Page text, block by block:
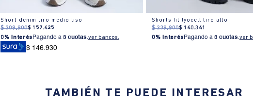
Short denim tiro medio liso
$ 209.900$ 157.425
0% Interés Pagando a3 cuotas.ver bancos.
$ 146.930
Shorts fit lyocell tiro alto
$ 239.900$ 140.341
0% Interés Pagando a3 cuotas.ver
TAMBIÉN TE PUEDE INTERESAR